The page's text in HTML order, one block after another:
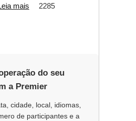
mais sobre Tradução
2285
do seu
a Premier
cidade, local, idiomas,
de participantes e a